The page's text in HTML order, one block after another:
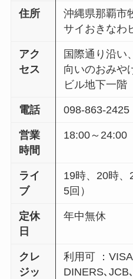
住所
沖縄県那覇市
サイおきなわ
アク
セス
国際通り沿い
向いのおみや
ビル地下一階
電話 098-863-2425
営業
時間
18:00～24:00
ライ
ブ
19時、20時
5回）
定休
日
年中無休
クレ
ジッ
利用可 ：
DINERS､JCB